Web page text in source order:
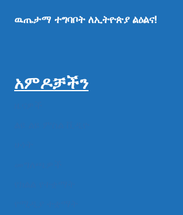
ዉጤታማ ተግባቦት ለኢትዮጵያ ልዕልና!
አምዶቻችን